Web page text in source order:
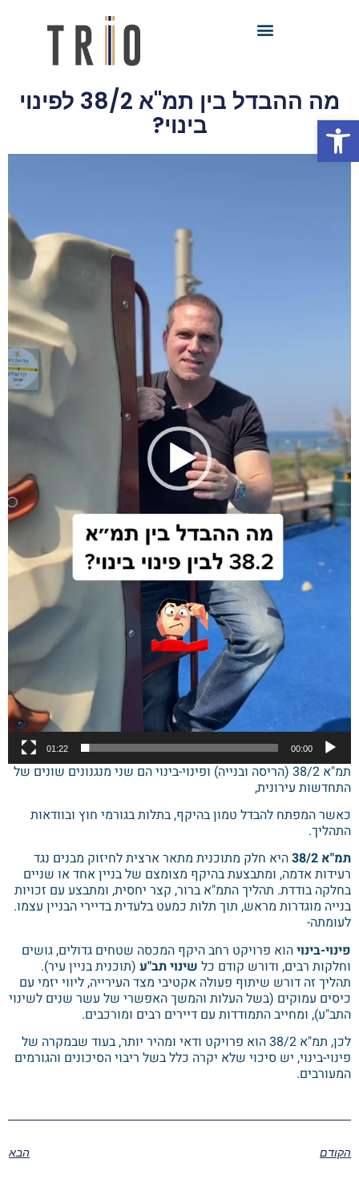
פתח סרגל נגישות
מה ההבדל בין תמ"א 38/2 לפינוי
בינוי?
00:00
01:22
תמ"א 38/2 (הריסה ובנייה) ופינוי-בינוי הם שני מנגנונים שונים של
התחדשות עירונית,
כאשר המפתח להבדל טמון בהיקף, בתלות בגורמי חוץ ובוודאות
התהליך.
תמ"א 38/2
היא חלק מתוכנית מתאר ארצית לחיזוק מבנים נגד
רעידות אדמה, ומתבצעת בהיקף מצומצם של בניין אחד או שניים
בחלקה בודדת. תהליך התמ"א ברור, קצר יחסית, ומתבצע עם זכויות
בנייה מוגדרות מראש, תוך תלות כמעט בלעדית בדיירי הבניין עצמו.
לעומתה-
פינוי-בינויהוא פרויקט רחב היקף המכסה שטחים גדולים, גושים
וחלקות רבים, ודורש קודם כל שינוי תב"ע (תוכנית בניין עיר).
תהליך זה דורש שיתוף פעולה אקטיבי מצד העירייה, ליווי יזמי עם
כיסים עמוקים (בשל העלות והמשך האפשרי של עשר שנים לשינוי
התב"ע), ומחייב התמודדות עם דיירים רבים ומורכבים.
לכן, תמ"א 38/2 הוא פרויקט ודאי ומהיר יותר, בעוד שבמקרה של
פינוי-בינוי, יש סיכוי שלא יקרה כלל בשל ריבוי הסיכונים והגורמים
המעורבים.
הקודם הבא